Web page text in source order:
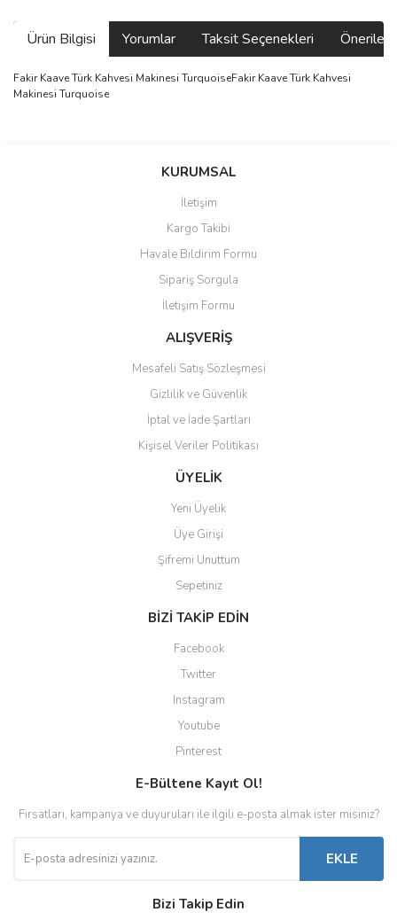
Ürün Bilgisi Yorumlar Taksit Seçenekleri
Fakir Kaave Türk Kahvesi Makinesi TurquoiseFakir Kaave Türk Kahvesi
Makinesi Turquoise
Bu ürüne ilk yorumu siz yapın!
Ürün resmi kalitesiz, bozuk veya görüntülenemiyor.
Ürün açıklamasında eksik bilgiler bulunuyor.
Ürün bilgilerinde hatalar bulunuyor.
Ürün fiyatı diğer sitelerden daha pahalı.
Bu ürüne benzer farklı alternatifler olmalı.
Gönder
KURUMSAL
İletişim
Kargo Takibi
Havale Bildirim Formu
Sipariş Sorgula
İletişim Formu
ALIŞVERİŞ
Mesafeli Satış Sözleşmesi
Gizlilik ve Güvenlik
İptal ve İade Şartları
Kişisel Veriler Politikası
ÜYELİK
Yeni Üyelik
Üye Girişi
Şifremi Unuttum
Sepetiniz
BİZİ TAKİP EDİN
Facebook
Twitter
Instagram
Youtube
Pinterest
E-Bültene Kayıt Ol!
Fırsatları, kampanya ve duyuruları ile ilgili e-posta almak ister misiniz?
EKLE
Bizi Takip Edin